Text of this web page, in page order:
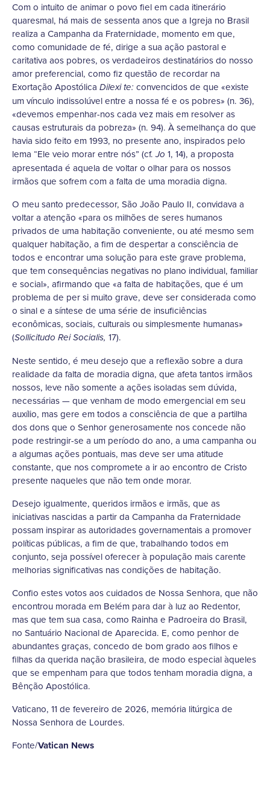
Com o intuito de animar o povo fiel em cada itinerário
quaresmal, há mais de sessenta anos que a Igreja no Brasil
realiza a Campanha da Fraternidade, momento em que,
como comunidade de fé, dirige a sua ação pastoral e
caritativa aos pobres, os verdadeiros destinatários do nosso
amor preferencial, como fiz questão de recordar na
Exortação Apostólica Dilexi te: convencidos de que «existe
um vínculo indissolúvel entre a nossa fé e os pobres» (n. 36),
«devemos empenhar-nos cada vez mais em resolver as
causas estruturais da pobreza» (n. 94). À semelhança do que
havia sido feito em 1993, no presente ano, inspirados pelo
lema “Ele veio morar entre nós” (cf.Jo 1, 14), a proposta
apresentada é aquela de voltar o olhar para os nossos
irmãos que sofrem com a falta de uma moradia digna.
O meu santo predecessor, São João Paulo II, convidava a
voltar a atenção «para os milhões de seres humanos
privados de uma habitação conveniente, ou até mesmo sem
qualquer habitação, a fim de despertar a consciência de
todos e encontrar uma solução para este grave problema,
que tem consequências negativas no plano individual, familiar
e social», afirmando que «a falta de habitações, que é um
problema de per si muito grave, deve ser considerada como
o sinal e a síntese de uma série de insuficiências
econômicas, sociais, culturais ou simplesmente humanas»
(Sollicitudo Rei Socialis, 17).
Neste sentido, é meu desejo que a reflexão sobre a dura
realidade da falta de moradia digna, que afeta tantos irmãos
nossos, leve não somente a ações isoladas sem dúvida,
necessárias — que venham de modo emergencial em seu
auxílio, mas gere em todos a consciência de que a partilha
dos dons que o Senhor generosamente nos concede não
pode restringir-se a um período do ano, a uma campanha ou
a algumas ações pontuais, mas deve ser uma atitude
constante, que nos compromete a ir ao encontro de Cristo
presente naqueles que não tem onde morar.
Desejo igualmente, queridos irmãos e irmãs, que as
iniciativas nascidas a partir da Campanha da Fraternidade
possam inspirar as autoridades governamentais a promover
políticas públicas, a fim de que, trabalhando todos em
conjunto, seja possível oferecer à população mais carente
melhorias significativas nas condições de habitação.
Confio estes votos aos cuidados de Nossa Senhora, que não
encontrou morada em Belém para dar à luz ao Redentor,
mas que tem sua casa, como Rainha e Padroeira do Brasil,
no Santuário Nacional de Aparecida. E, como penhor de
abundantes graças, concedo de bom grado aos filhos e
filhas da querida nação brasileira, de modo especial àqueles
que se empenham para que todos tenham moradia digna, a
Bênção Apostólica.
Vaticano, 11 de fevereiro de 2026, memória litúrgica de
Nossa Senhora de Lourdes.
Fonte/Vatican News